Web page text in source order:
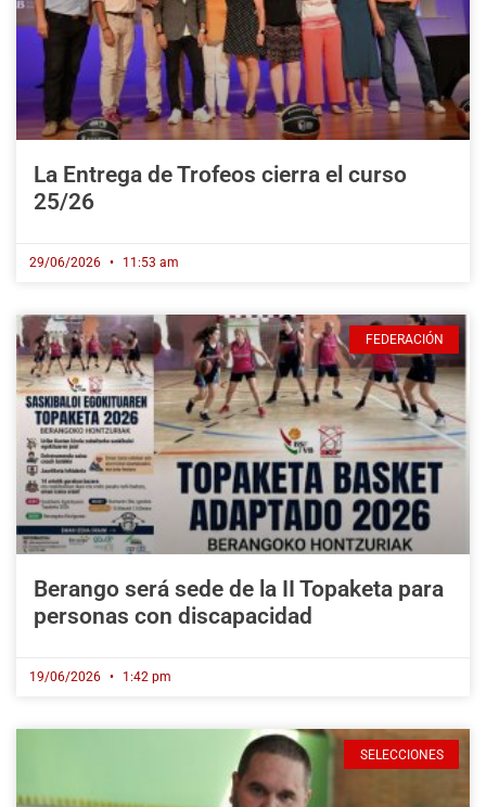
La Entrega de Trofeos cierra el curso
25/26
29/06/2026 11:53 am
FEDERACIÓN
Berango será sede de la II Topaketa para
personas con discapacidad
19/06/2026 1:42 pm
SELECCIONES